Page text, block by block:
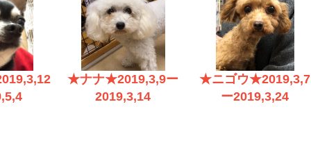
★ナナ★2019,3,9ー
2019,3,14
★ニゴウ★2019,3,7
ー2019,3,24